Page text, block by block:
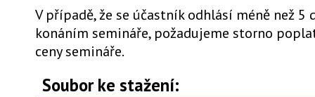
V případě, že se účastník odhlásí méně než 5
konáním semináře, požadujeme storno
ceny semináře.
Soubor ke stažení: